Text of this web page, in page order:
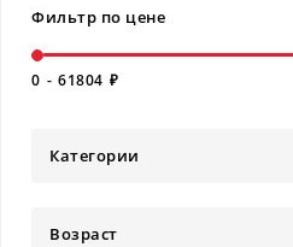
Фильтр по цене
0 - 61804 ₽
Категории
Возраст